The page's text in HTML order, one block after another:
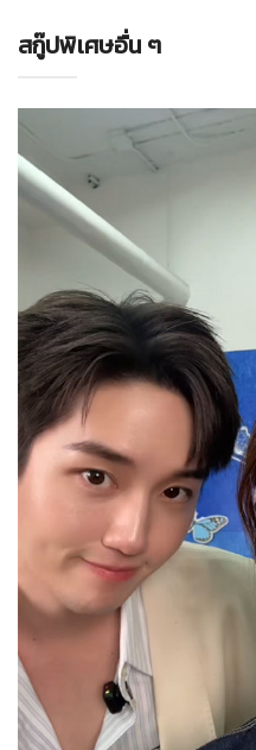
สกู๊ปพิเศษอื่น ๆ